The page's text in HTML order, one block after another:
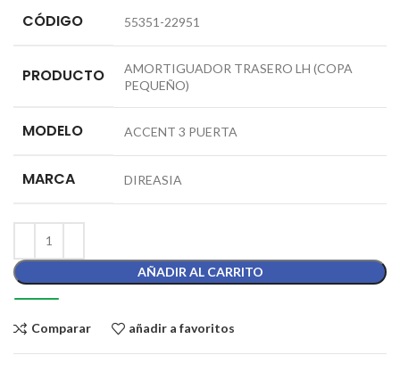
CÓDIGO 55351-22951
PRODUCTO
AMORTIGUADOR TRASERO LH (COPA
PEQUEÑO)
MODELO ACCENT 3 PUERTA
MARCA DIREASIA
AÑADIR AL CARRITO
Comparar añadir a favoritos